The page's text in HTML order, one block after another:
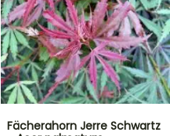
Fächerahorn Jerre Schwartz